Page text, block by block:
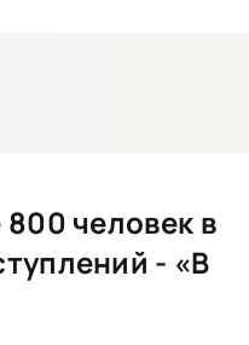
человек в
- «В